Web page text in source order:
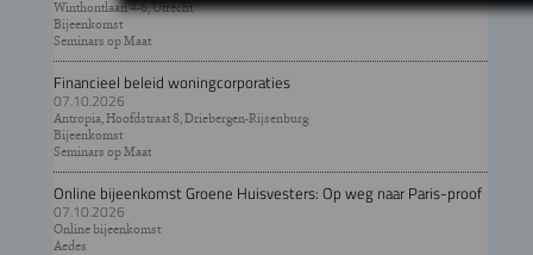
Winthontlaan 4-6, Utrecht
Bijeenkomst
Seminars op Maat
Financieel beleid woningcorporaties
07.10.2026
Antropia, Hoofdstraat 8, Driebergen-Rijsenburg
Bijeenkomst
Seminars op Maat
Online bijeenkomst Groene Huisvesters: Op weg naar Paris-proof
07.10.2026
Online bijeenkomst
Aedes